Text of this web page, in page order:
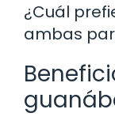
¿Cuál
ambas